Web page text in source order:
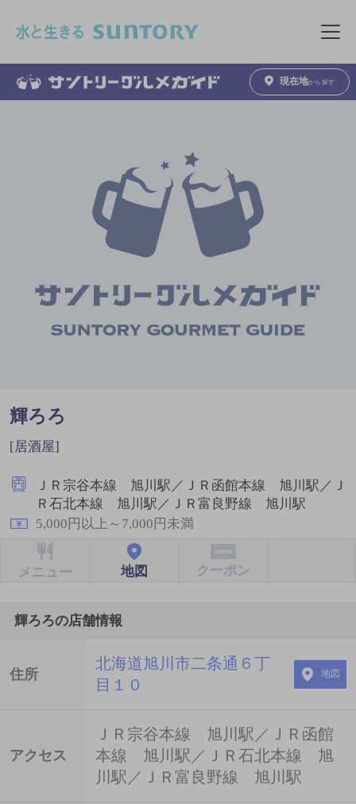
メニュ
現在地から探す
輝ろろ
[居酒屋]
ＪＲ宗谷本線 旭川駅／ＪＲ函館本線 旭川駅／Ｊ
Ｒ石北本線 旭川駅／ＪＲ富良野線 旭川駅
5,000円以上～7,000円未満
メニュー 地図 クーポン
輝ろろの店舗情報
住所
北海道旭川市二条通６丁
目１０
地図
アクセス
ＪＲ宗谷本線 旭川駅／ＪＲ函館
本線 旭川駅／ＪＲ石北本線 旭
川駅／ＪＲ富良野線 旭川駅